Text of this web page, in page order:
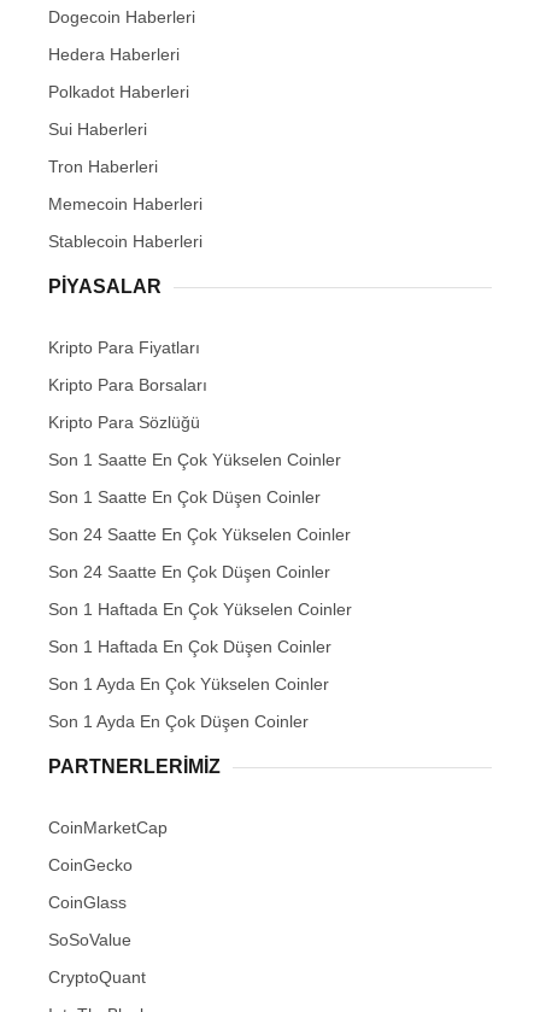
Dogecoin Haberleri
Hedera Haberleri
Polkadot Haberleri
Sui Haberleri
Tron Haberleri
Memecoin Haberleri
Stablecoin Haberleri
PIYASALAR
Kripto Para Fiyatları
Kripto Para Borsaları
Kripto Para Sözlüğü
Son 1 Saatte En Çok Yükselen Coinler
Son 1 Saatte En Çok Düşen Coinler
Son 24 Saatte En Çok Yükselen Coinler
Son 24 Saatte En Çok Düşen Coinler
Son 1 Haftada En Çok Yükselen Coinler
Son 1 Haftada En Çok Düşen Coinler
Son 1 Ayda En Çok Yükselen Coinler
Son 1 Ayda En Çok Düşen Coinler
PARTNERLERIMIZ
CoinMarketCap
CoinGecko
CoinGlass
SoSoValue
CryptoQuant